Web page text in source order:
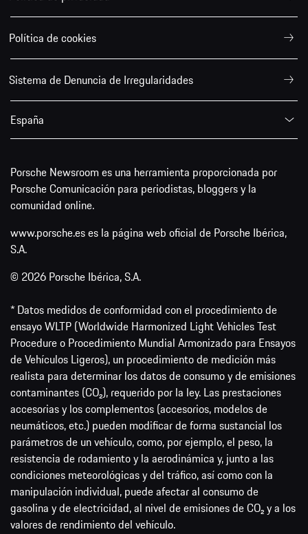
Política de cookies
Sistema de Denuncia de Irregularidades
España
Porsche Newsroom es una herramienta proporcionada por
Porsche Comunicación para periodistas, bloggers y la
comunidad online.
www.porsche.es es la página web oficial de Porsche Ibérica,
S.A.
© 2026 Porsche Ibérica, S.A.
* Datos medidos de conformidad con el procedimiento de
ensayo WLTP (Worldwide Harmonized Light Vehicles Test
Procedure o Procedimiento Mundial Armonizado para Ensayos
de Vehículos Ligeros), un procedimiento de medición más
realista para determinar los datos de consumo y de emisiones
contaminantes (CO₂), requerido por la ley. Las prestaciones
accesorias y los complementos (accesorios, modelos de
neumáticos, etc.) pueden modificar de forma sustancial los
parámetros de un vehículo, como, por ejemplo, el peso, la
resistencia de rodamiento y la aerodinámica y, junto a las
condiciones meteorológicas y del tráfico, así como con la
manipulación individual, puede afectar al consumo de
gasolina y de electricidad, al nivel de emisiones de CO₂ y a los
valores de rendimiento del vehículo.